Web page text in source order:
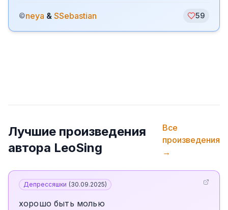
©neya & SSebastian 59
Лучшие произведения
автора LeoSing
Все
произведения
→
Депрессяшки (30.09.2025)
хорошо быть молью